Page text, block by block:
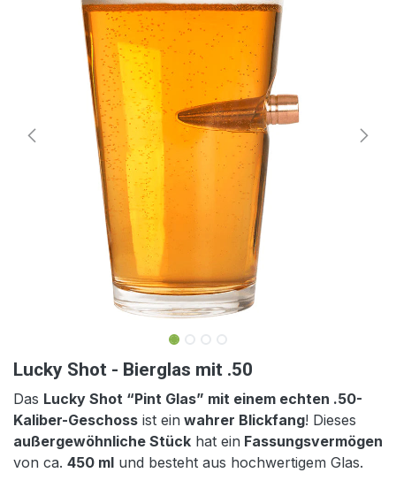
Lucky Shot - Bierglas mit .50
Das Lucky Shot “Pint Glas” mit einem echten .50-
Kaliber-Geschoss ist ein wahrer Blickfang! Dieses
außergewöhnliche Stück hat ein Fassungsvermögen
von ca. 450 ml und besteht aus hochwertigem Glas.